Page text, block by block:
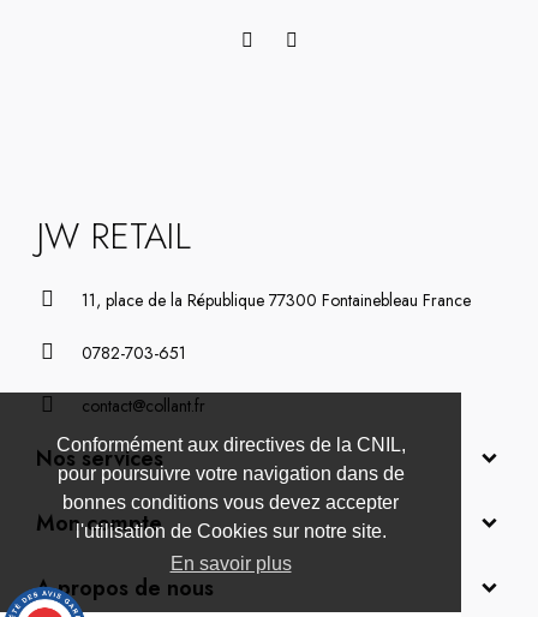
Conformément aux directives de la CNIL,
pour poursuivre votre navigation dans de
bonnes conditions vous devez accepter
l'utilisation de Cookies sur notre site.
En savoir plus
JW RETAIL
11, place de la République 77300 Fontainebleau France
0782-703-651
contact@collant.fr
Nos services
Mon compte
A propos de nous